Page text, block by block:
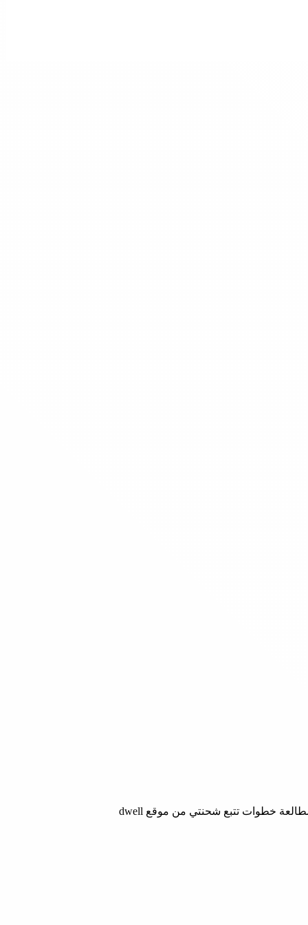
من خلال مشاهدة مكان شحنتك بالوقت الحالي وكذلك أيضا موعد وصول الشحن المتوقع من خلال مطالعة خطوات تتبع شحنتي من موقع dwell